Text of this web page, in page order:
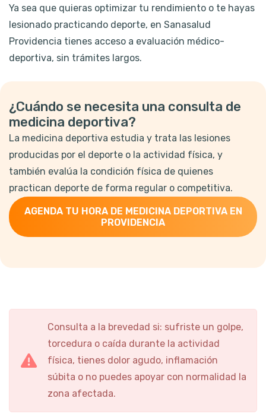
Ya sea que quieras optimizar tu rendimiento o te hayas
lesionado practicando deporte, en Sanasalud
Providencia tienes acceso a evaluación médico-
deportiva, sin trámites largos.
¿Cuándo se necesita una consulta de
medicina deportiva?
La medicina deportiva estudia y trata las lesiones
producidas por el deporte o la actividad física, y
también evalúa la condición física de quienes
practican deporte de forma regular o competitiva.
AGENDA TU HORA DE MEDICINA DEPORTIVA EN
PROVIDENCIA
Consulta a la brevedad si: sufriste un golpe,
torcedura o caída durante la actividad
física, tienes dolor agudo, inflamación
súbita o no puedes apoyar con normalidad la
zona afectada.